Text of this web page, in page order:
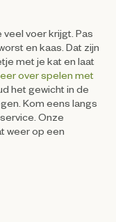
voer krijgt. Pas
en kaas. Dat zijn
met je kat en laat
over spelen met
het gewicht in de
Kom eens langs
Onze
weer op een